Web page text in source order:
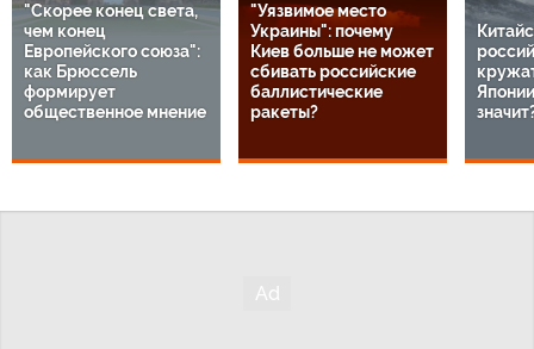
"Скорее конец света,
чем конец
Европейского союза":
как Брюссель
формирует
общественное мнение
"Уязвимое место
Украины": почему
Киев больше не может
сбивать российские
баллистические
ракеты?